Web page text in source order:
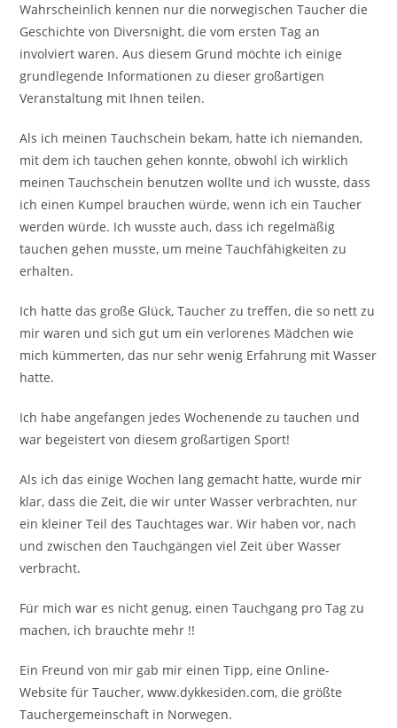
Wahrscheinlich kennen nur die norwegischen Taucher die
Geschichte von Diversnight, die vom ersten Tag an
involviert waren. Aus diesem Grund möchte ich einige
grundlegende Informationen zu dieser großartigen
Veranstaltung mit Ihnen teilen.
Als ich meinen Tauchschein bekam, hatte ich niemanden,
mit dem ich tauchen gehen konnte, obwohl ich wirklich
meinen Tauchschein benutzen wollte und ich wusste, dass
ich einen Kumpel brauchen würde, wenn ich ein Taucher
werden würde. Ich wusste auch, dass ich regelmäßig
tauchen gehen musste, um meine Tauchfähigkeiten zu
erhalten.
Ich hatte das große Glück, Taucher zu treffen, die so nett zu
mir waren und sich gut um ein verlorenes Mädchen wie
mich kümmerten, das nur sehr wenig Erfahrung mit Wasser
hatte.
Ich habe angefangen jedes Wochenende zu tauchen und
war begeistert von diesem großartigen Sport!
Als ich das einige Wochen lang gemacht hatte, wurde mir
klar, dass die Zeit, die wir unter Wasser verbrachten, nur
ein kleiner Teil des Tauchtages war. Wir haben vor, nach
und zwischen den Tauchgängen viel Zeit über Wasser
verbracht.
Für mich war es nicht genug, einen Tauchgang pro Tag zu
machen, ich brauchte mehr !!
Ein Freund von mir gab mir einen Tipp, eine Online-
Website für Taucher, www.dykkesiden.com, die größte
Tauchergemeinschaft in Norwegen.